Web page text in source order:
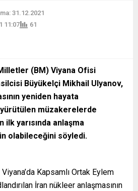
31.12.2021
11:07
61
(BM) Viyana Ofisi
Büyükelçi Mikhail Ulyanov,
yeniden hayata
müzakerelerde
ilk yarısında anlaşma
olabileceğini söyledi.
Kapsamlı Ortak Eylem
İran nükleer anlaşmasının